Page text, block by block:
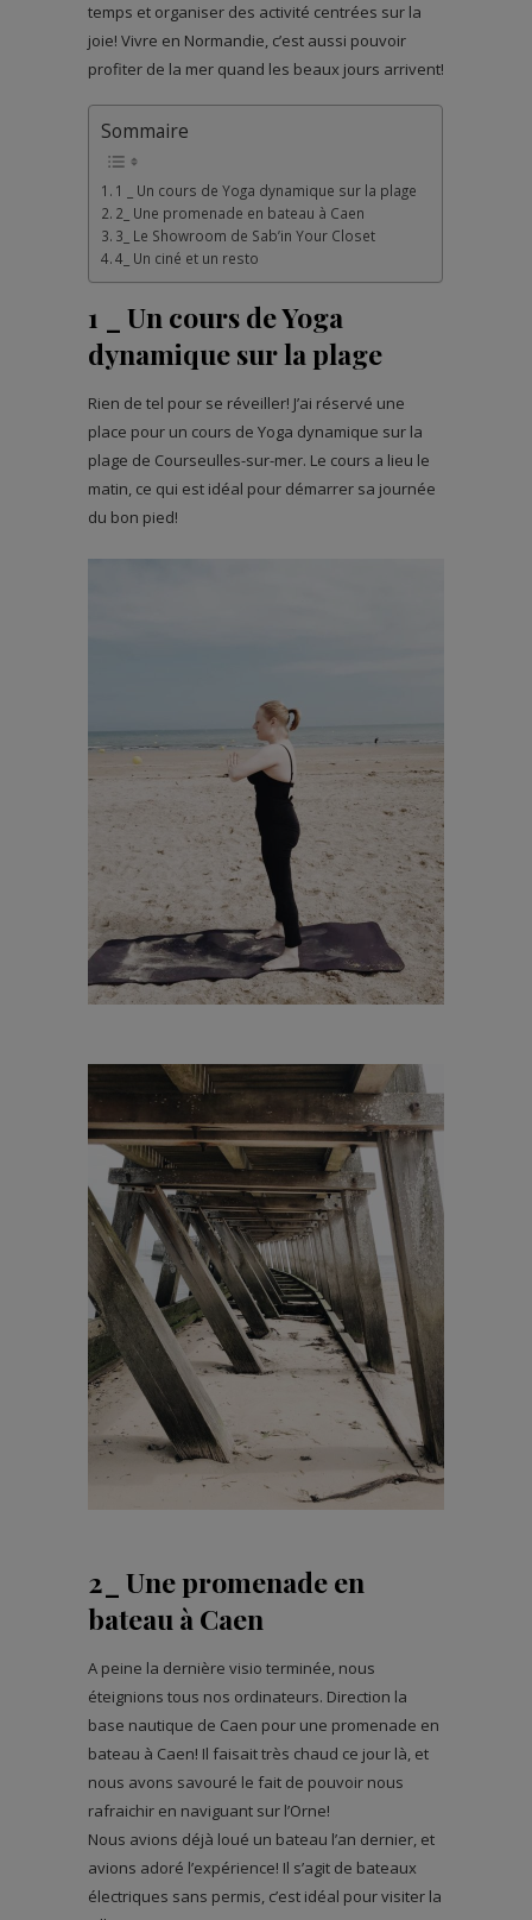
temps et organiser des activité centrées sur la
joie! Vivre en Normandie, c’est aussi pouvoir
profiter de la mer quand les beaux jours arrivent!
Sommaire
1 _ Un cours de Yoga dynamique sur la plage
2_ Une promenade en bateau à Caen
3_ Le Showroom de Sab’in Your Closet
4_ Un ciné et un resto
1 _ Un cours de Yoga
dynamique sur la plage
Rien de tel pour se réveiller! J’ai réservé une
place pour un cours de Yoga dynamique sur la
plage de Courseulles-sur-mer. Le cours a lieu le
matin, ce qui est idéal pour démarrer sa journée
du bon pied!
2_ Une promenade en
bateau à Caen
A peine la dernière visio terminée, nous
éteignions tous nos ordinateurs. Direction la
base nautique de Caen pour une promenade en
bateau à Caen! Il faisait très chaud ce jour là, et
nous avons savouré le fait de pouvoir nous
rafraichir en naviguant sur l’Orne!
Nous avions déjà loué un bateau l’an dernier, et
avions adoré l’expérience! Il s’agit de bateaux
électriques sans permis, c’est idéal pour visiter la